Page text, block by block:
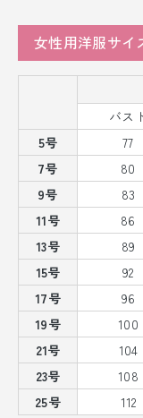
女性用洋服サイ
バス
5号
77
7号
80
9号
83
11号
86
13号
89
15号
92
17号
96
19号
100
21号
104
23号
108
25号
112